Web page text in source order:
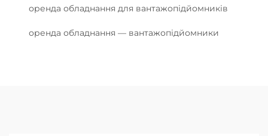
оренда обладнання для вантажопідйомників
оренда обладнання — вантажопідйомники